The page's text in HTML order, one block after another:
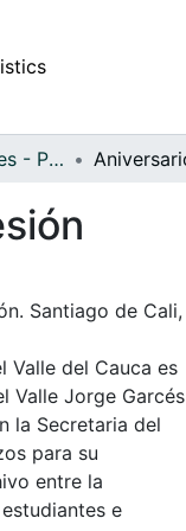
APFFVC - Personajes - Patrimonial
Santiago de Cali,
Valle del Cauca es
Valle Jorge Garcés
la Secretaria del
para su
entre la
e